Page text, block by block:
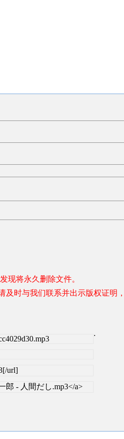
现将永久删除文件。
时与我们联系并出示版权证明
url]
郎 - 人間だし.mp3</a>
.